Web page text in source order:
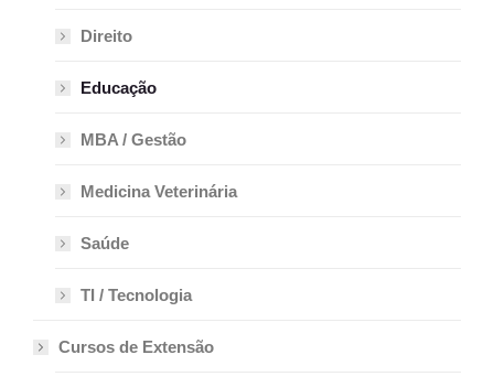
Direito
Educação
MBA / Gestão
Medicina Veterinária
Saúde
TI / Tecnologia
Cursos de Extensão